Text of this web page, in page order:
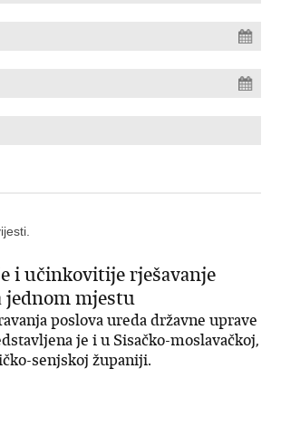
i učinkovitije rješavanje
jednom mjestu
poslova ureda državne uprave
je i u Sisačko-moslavačkoj,
senjskoj županiji.